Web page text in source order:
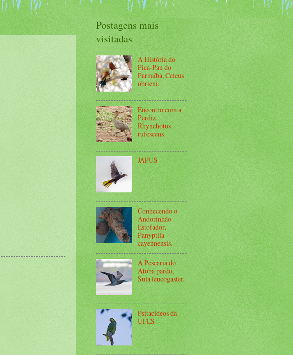
Postagens mais
visitadas
A História do
Pica-Pau do
Parnaíba, Celeus
obrieni.
Encontro com a
Perdiz.
Rhynchotus
rufescens.
JAPUS
Conhecendo o
Andorinhão
Estofador,
Panyptila
cayennensis.
A Pescaria do
Atobá pardo,
Sula leucogaster.
Psitacídeos da
UFES